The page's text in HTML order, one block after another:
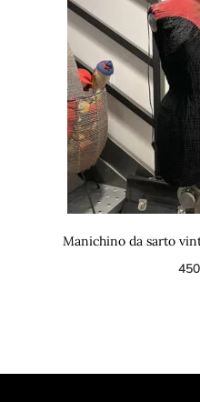
Manichino da sarto